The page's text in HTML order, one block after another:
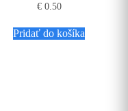
€0.50
Pridať do košíka